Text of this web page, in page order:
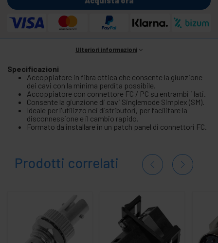
Ulteriori informazioni
Specificazioni
Accoppiatore in fibra ottica che consente la giunzione
dei cavi con la minima perdita possibile.
Accoppiatore con connettore FC / PC su entrambi i lati.
Consente la giunzione di cavi Singlemode Simplex (SM).
Ideale per l'utilizzo nei distributori, per facilitare la
disconnessione e il cambio rapido.
Formato da installare in un patch panel di connettori FC.
Prodotti correlati